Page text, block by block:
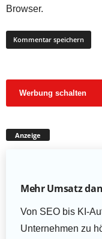
Browser.
Werbung schalten
Anzeige
Mehr Umsatz
Von SEO bis KI-
Unternehmen zu